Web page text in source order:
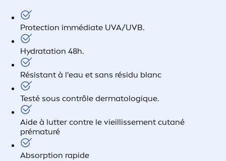
Protection immédiate UVA/UVB.
Hydratation 48h.
Résistant à l'eau et sans résidu blanc
Testé sous contrôle dermatologique.
Aide à lutter contre le vieillissement cutané
prématuré
Absorption rapide